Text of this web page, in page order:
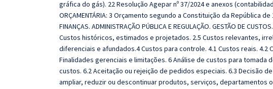
gráfica do gás). 22 Resolução Agepar nº 37/2024 e anexos
ORÇAMENTÁRIA: 3 Orçamento segundo a Constituição da República de
FINANÇAS. ADMINISTRAÇÃO PÚBLICA E REGULAÇÃO. GESTÃO DE
Custos históricos, estimados e projetados. 2.5 Custos relevantes,
diferenciais e afundados.4 Custos para controle. 4.1 Custos reais. 4.2
Finalidades gerenciais e limitações. 6 Análise de custos para tomada
custos. 6.2 Aceitação ou rejeição de pedidos especiais. 6.3 Decisão
ampliar, reduzir ou descontinuar produtos, serviços, departamentos